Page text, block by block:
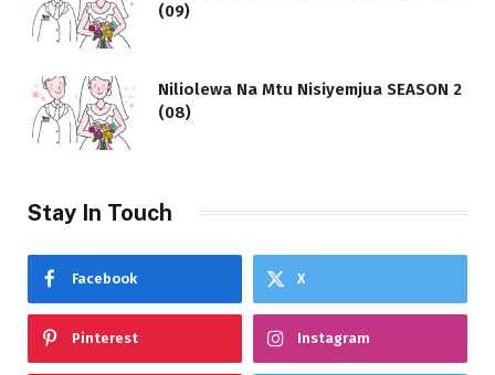
(09)
Niliolewa Na Mtu Nisiyemjua SEASON 2
(08)
Stay In Touch
Facebook X
Pinterest Instagram